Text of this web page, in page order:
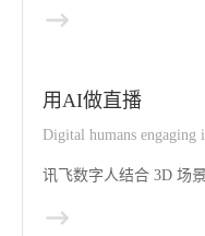
用AI做直播
Digital humans engaging
讯飞数字人结合 3D 场